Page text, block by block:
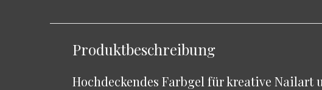
Produktbeschreibung
Hochdeckendes Farbgel für kreative